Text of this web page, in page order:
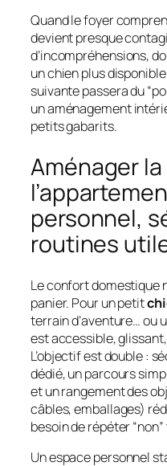
Quand le foyer
devient presque
d’incompréhensions,
un chien plus
suivante passera du
un aménagement
petits gabarits.
Aménager
personnel,
routines
Le confort domestique
panier. Pour un petit
terrain d’aventure… ou
est accessible,
L’objectif est double :
dédié, un parcours
et un rangement des
câbles, emballages)
besoin de répéter
Un espace personnel